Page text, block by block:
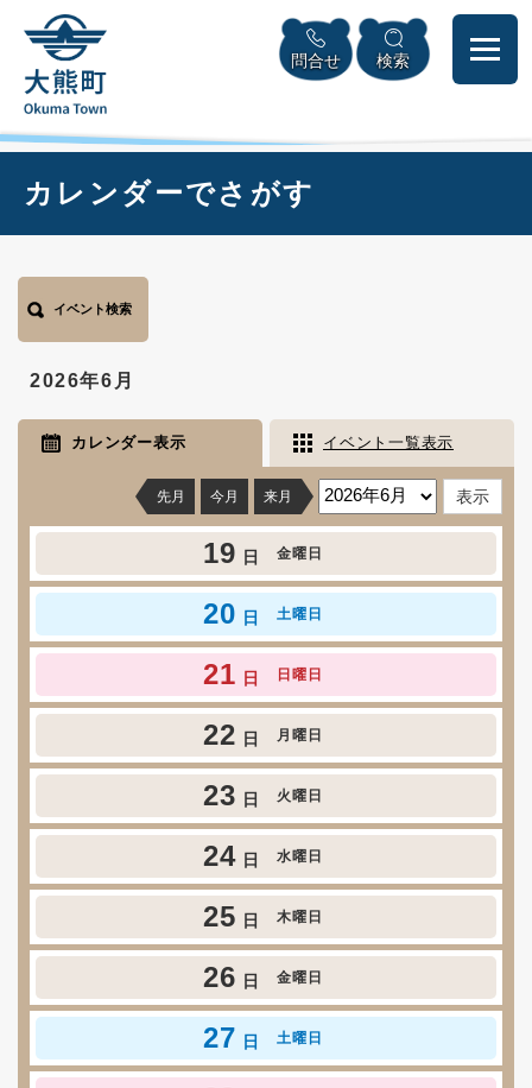
頭
メニューを飛ばして本文へ
問合せ 検索
カレンダーでさがす
イベント検索
2026年6月
カレンダー表示 イベント一覧表示
先月 今月 来月
19 日 金曜日
20 日 土曜日
21 日 日曜日
22 日 月曜日
23 日 火曜日
24 日 水曜日
25 日 木曜日
26 日 金曜日
27 日 土曜日